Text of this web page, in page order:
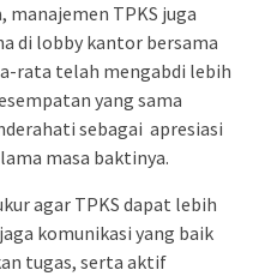
manajemen TPKS juga
di lobby kantor bersama
rata telah mengabdi lebih
yang sama
sebagai apresiasi
masa baktinya.
agar TPKS dapat lebih
komunikasi yang baik
tugas, serta aktif